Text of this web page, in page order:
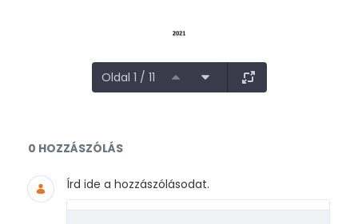
Oldal 1 / 11
Dokumentumok és médiafájlok
0 HOZZÁSZÓLÁS
Írd ide a hozzászólásodat.